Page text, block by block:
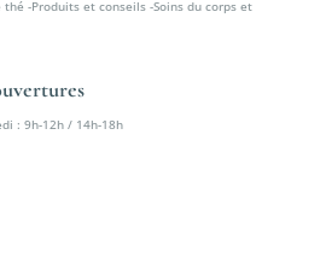
thé -Produits et conseils -Soins du corps et
: 9h-12h / 14h-18h